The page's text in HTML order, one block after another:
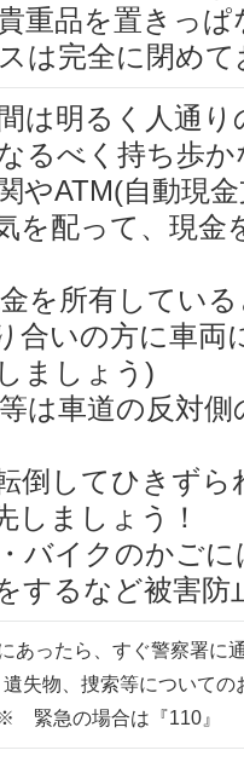
重品を置きっ
は完全に閉めて
は明るく人通
るべく持ち歩
やATM(自動現
を配って、現金
を所有してい
合いの方に車両
ましょう)
は車道の反対
倒してひきずら
しましょう！
バイクのかご
するなど被害防
ったら、すぐ警察署に
失物、捜索等について
急の場合は『110』